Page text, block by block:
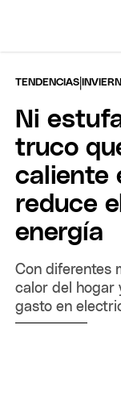
TENDENCIAS |
Ni
truco
caliente
reduce
energía
Con diferentes
calor del hogar
gasto en